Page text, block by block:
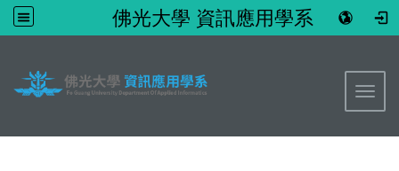
佛光大學 資訊應用學系